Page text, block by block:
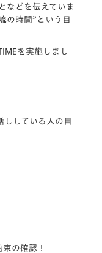
などを伝えていま
の時間” という目
を実施しまし
ししている人の目
の確認！